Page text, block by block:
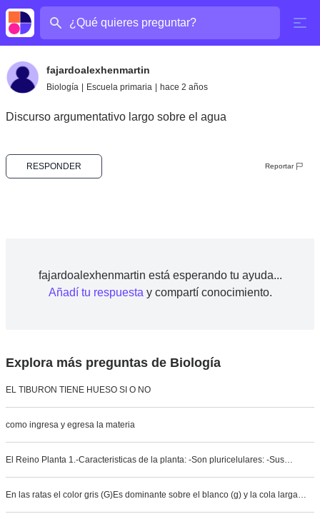
fajardoalexhenmartin
Biología Escuela primaria hace 2 años
Discurso argumentativo largo sobre el agua
RESPONDER Reportar
fajardoalexhenmartin está esperando tu ayuda...
Añadí tu respuesta y compartí conocimiento.
Explora más preguntas de Biología
EL TIBURON TIENE HUESO SI O NO
como ingresa y egresa la materia
El Reino Planta 1.-Caracteristicas de la planta: -Son pluricelulares: -Sus…
En las ratas el color gris (G)Es dominante sobre el blanco (g) y la cola larga…